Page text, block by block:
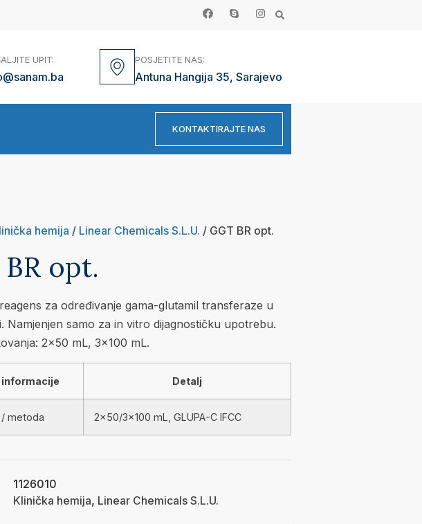
UPIT: POSJETITE NAS:
Antuna Hangija 35, Sarajevo
KONTAKTIRAJTE NAS
hemija / Linear Chemicals S.L.U. / GGT BR opt.
opt.
za određivanje gama-glutamil transferaze u
Namjenjen samo za in vitro dijagnostičku upotrebu.
2×50 mL, 3×100 mL.
informacije Detalj
metoda 2×50/3×100 mL, GLUPA-C IFCC
1126010
Klinička hemija, Linear Chemicals S.L.U.